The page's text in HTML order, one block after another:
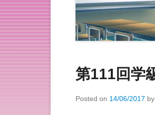
第111回学
Posted on 14/06/2017 by